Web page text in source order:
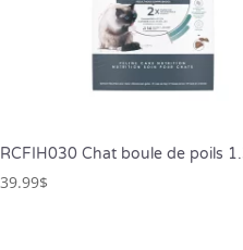
RCFIH030 Chat boule de poils
39.99$